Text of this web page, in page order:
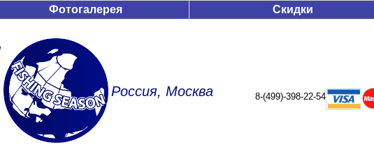
Фотогалерея Скидки
Россия, Москва 8-(499)-398-22-54